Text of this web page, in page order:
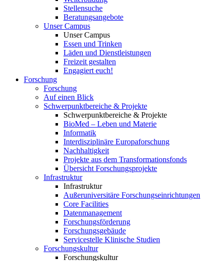
Stellensuche
Beratungsangebote
Unser Campus
Unser Campus
Essen und Trinken
Läden und Dienstleistungen
Freizeit gestalten
Engagiert euch!
Forschung
Forschung
Auf einen Blick
Schwerpunktbereiche & Projekte
Schwerpunktbereiche & Projekte
BioMed – Leben und Materie
Informatik
Interdisziplinäre Europaforschung
Nachhaltigkeit
Projekte aus dem Transformationsfonds
Übersicht Forschungsprojekte
Infrastruktur
Infrastruktur
Außeruniversitäre Forschungseinrichtungen
Core Facilities
Datenmanagement
Forschungsförderung
Forschungsgebäude
Servicestelle Klinische Studien
Forschungskultur
Forschungskultur